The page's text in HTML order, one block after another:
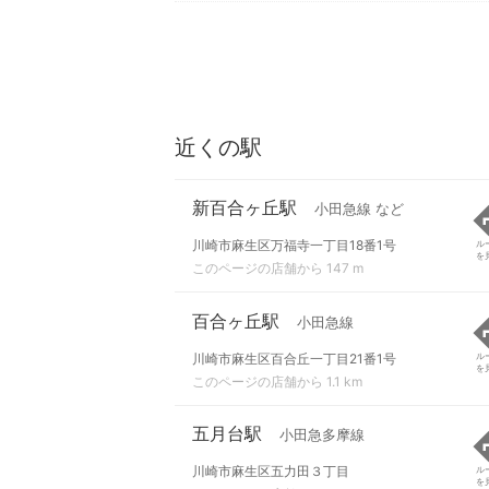
近くの駅
新百合ヶ丘駅 小田急線 など
川崎市麻生区万福寺一丁目18番1号
このページの店舗から 147 m
ル
を
百合ヶ丘駅 小田急線
川崎市麻生区百合丘一丁目21番1号
このページの店舗から 1.1 km
ル
を
五月台駅 小田急多摩線
川崎市麻生区五力田３丁目
ル
を